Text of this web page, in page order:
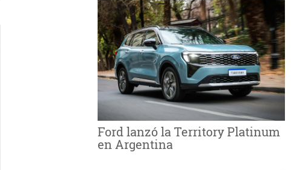
Ford lanzó la Territory Platinum
en Argentina